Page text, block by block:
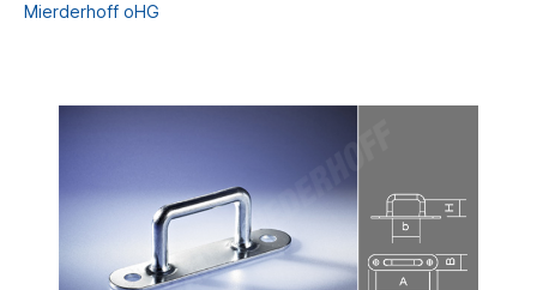
Mierderhoff oHG